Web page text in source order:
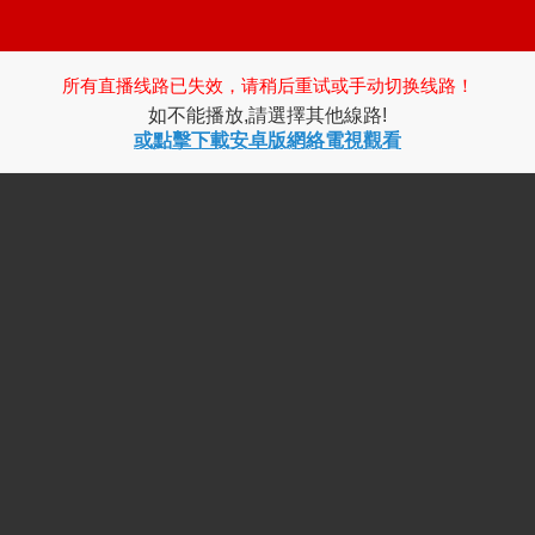
所有直播线路已失效，请稍后重试或手动切换线路！
如不能播放,請選擇其他線路!
或點擊下載安卓版網絡電視觀看